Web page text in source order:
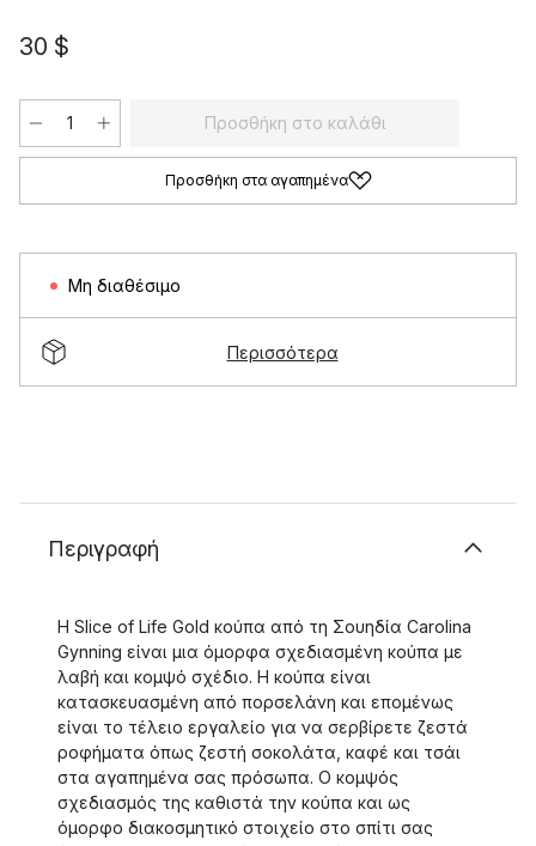
30 $
Προσθήκη στο καλάθι
Προσθήκη στα αγαπημένα
Μη διαθέσιμο
Περισσότερα
Περιγραφή
Η Slice of Life Gold κούπα από τη Σουηδία Carolina
Gynning είναι μια όμορφα σχεδιασμένη κούπα με
λαβή και κομψό σχέδιο. Η κούπα είναι
κατασκευασμένη από πορσελάνη και επομένως
είναι το τέλειο εργαλείο για να σερβίρετε ζεστά
ροφήματα όπως ζεστή σοκολάτα, καφέ και τσάι
στα αγαπημένα σας πρόσωπα. Ο κομψός
σχεδιασμός της καθιστά την κούπα και ως
όμορφο διακοσμητικό στοιχείο στο σπίτι σας